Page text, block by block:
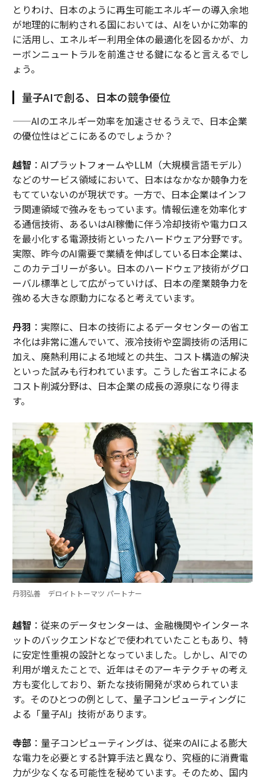
とりわけ、日本のように再生可能エネルギーの導入余地
が地理的に制約される国においては、AIをいかに効率的
に活用し、エネルギー利用全体の最適化を図るかが、カ
ーボンニュートラルを前進させる鍵になると言えるでし
ょう。
量子AIで創る、日本の競争優位
——AIのエネルギー効率を加速させるうえで、日本企業
の優位性はどこにあるのでしょうか？
越智 ：AIプラットフォームやLLM（大規模言語モデル）
などのサービス領域において、日本はなかなか競争力を
もてていないのが現状です。一方で、日本企業はインフ
ラ関連領域で強みをもっています。情報伝達を効率化す
る通信技術、あるいはAI稼働に伴う冷却技術や電力ロス
を最小化する電源技術といったハードウェア分野です。
実際、昨今のAI需要で業績を伸ばしている日本企業は、
このカテゴリーが多い。日本のハードウェア技術がグロ
ーバル標準として広がっていけば、日本の産業競争力を
強める大きな原動力になると考えています。
丹羽 ：実際に、日本の技術によるデータセンターの省エ
ネ化は非常に進んでいて、液冷技術や空調技術の活用に
加え、廃熱利用による地域との共生、コスト構造の解決
といった試みも行われています。こうした省エネによる
コスト削減分野は、日本企業の成長の源泉になり得ま
す。
丹羽弘善 デロイトトーマツ パートナー
越智 ：従来のデータセンターは、金融機関やインターネ
ットのバックエンドなどで使われていたこともあり、特
に安定性重視の設計となっていました。しかし、AIでの
利用が増えたことで、近年はそのアーキテクチャの考え
方も変化しており、新たな技術開発が求められていま
す。そのひとつの例として、量子コンピューティングに
よる「量子AI」技術があります。
寺部 ：量子コンピューティングは、従来のAIによる膨大
な電力を必要とする計算手法と異なり、究極的に消費電
力が少なくなる可能性を秘めています。そのため、国内